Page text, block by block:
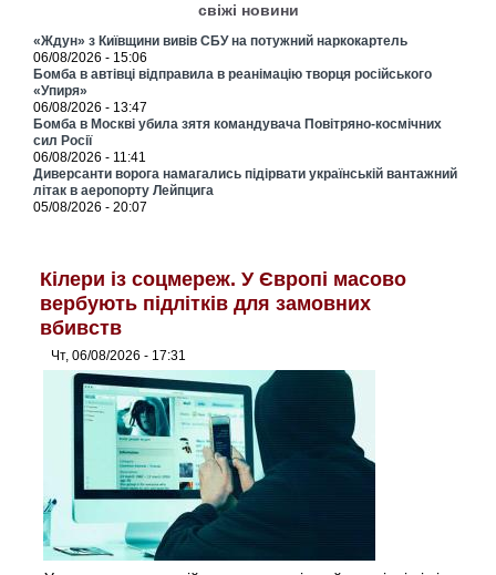
свіжі новини
«Ждун» з Київщини вивів СБУ на потужний наркокартель
06/08/2026 - 15:06
Бомба в автівці відправила в реанімацію творця російського
«Упиря»
06/08/2026 - 13:47
Бомба в Москві убила зятя командувача Повітряно-космічних
сил Росії
06/08/2026 - 11:41
Диверсанти ворога намагались підірвати українській вантажний
літак в аеропорту Лейпцига
05/08/2026 - 20:07
Кілери із соцмереж. У Європі масово
вербують підлітків для замовних
вбивств
Чт, 06/08/2026 - 17:31